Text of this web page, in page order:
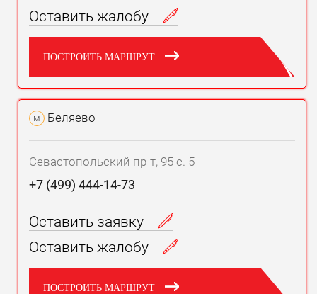
Оставить жалобу
ПОСТРОИТЬ МАРШРУТ
м Беляево
Севастопольский пр-т, 95 с. 5
+7 (499) 444-14-73
Оставить заявку
Оставить жалобу
ПОСТРОИТЬ МАРШРУТ